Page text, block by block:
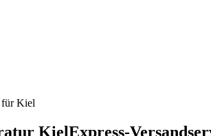
fürKiel
KielExpress-